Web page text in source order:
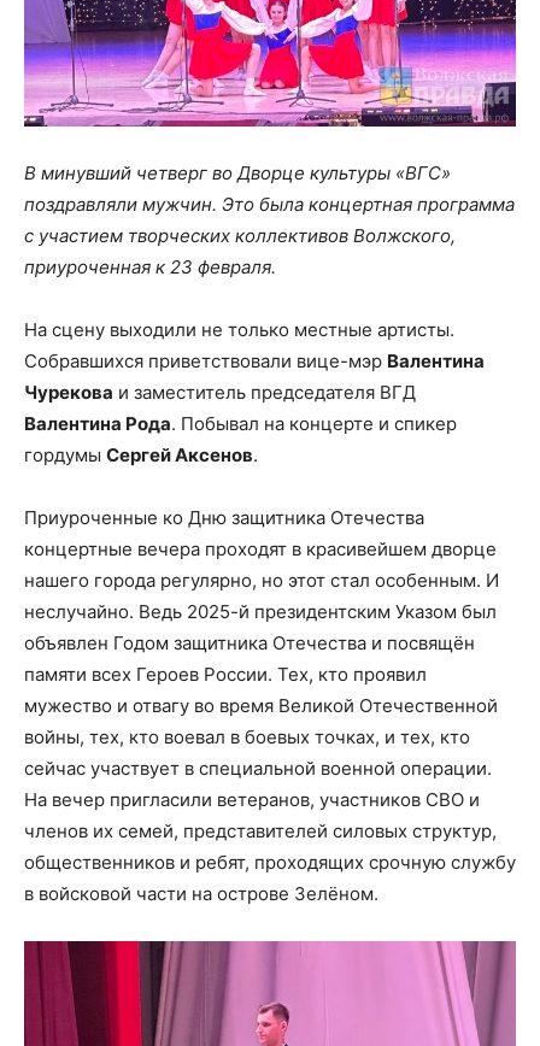
В минувший четверг во Дворце культуры «ВГС»
поздравляли мужчин. Это была концертная программа
с участием творческих коллективов Волжского,
приуроченная к 23 февраля.
На сцену выходили не только местные артисты.
Собравшихся приветствовали вице-мэр Валентина
Чурекова и заместитель председателя ВГД
Валентина Рода. Побывал на концерте и спикер
гордумы Сергей Аксенов.
Приуроченные ко Дню защитника Отечества
концертные вечера проходят в красивейшем дворце
нашего города регулярно, но этот стал особенным. И
неслучайно. Ведь 2025-й президентским Указом был
объявлен Годом защитника Отечества и посвящён
памяти всех Героев России. Тех, кто проявил
мужество и отвагу во время Великой Отечественной
войны, тех, кто воевал в боевых точках, и тех, кто
сейчас участвует в специальной военной операции.
На вечер пригласили ветеранов, участников СВО и
членов их семей, представителей силовых структур,
общественников и ребят, проходящих срочную службу
в войсковой части на острове Зелёном.